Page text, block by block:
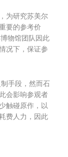
为研究苏美尔
要的参考价
物馆团队因此
况下，保证参
手段，然而石
会影响参观者
触碰原作，以
费人力，因此